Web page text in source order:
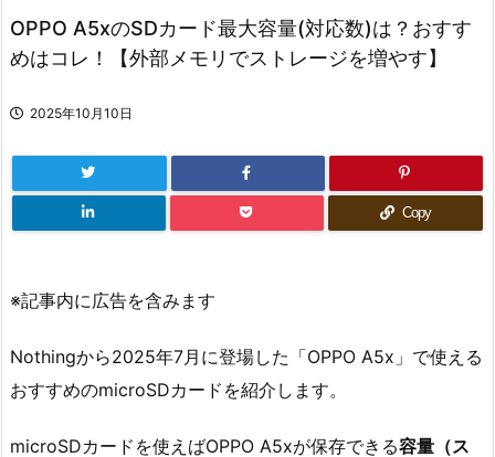
OPPO A5xのSDカード最大容量(対応数)は？おすす
めはコレ！【外部メモリでストレージを増やす】
2025年10月10日
Copy
※記事内に広告を含みます
Nothingから2025年7月に登場した「OPPO A5x」で使える
おすすめのmicroSDカードを紹介します。
microSDカードを使えばOPPO A5xが保存できる容量（ス